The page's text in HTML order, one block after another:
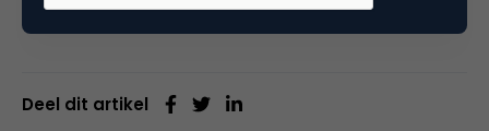
Deel dit artikel